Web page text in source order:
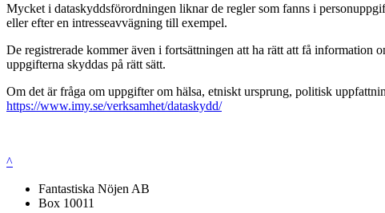
Mycket i dataskyddsförordningen liknar de regler som fanns i
eller efter en intresseavvägning till exempel.
De registrerade kommer även i fortsättningen att ha rätt att få information
uppgifterna skyddas på rätt sätt.
Om det är fråga om uppgifter om hälsa, etniskt ursprung, politisk
https://www.imy.se/verksamhet/dataskydd/
^
Fantastiska Nöjen AB
Box 10011